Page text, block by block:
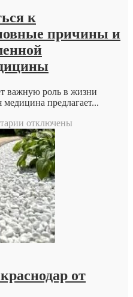
к
причины и
важную роль в жизни
предлагает...
к
записи
Когда
стоит
обратиться
к
репродуктологу:
основные
причины
и
возможности
современной
отключены
от